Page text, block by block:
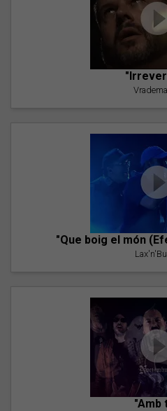
"Que boig el món
"Amb